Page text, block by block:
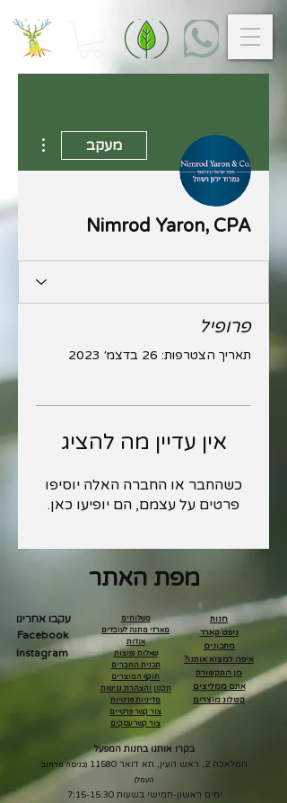
מעקב
Nimrod Yaron, CPA
פרופיל
תאריך הצטרפות: 26 בדצמ׳ 2023
אין עדיין מה להציג
כשהחבר או החברה האלה יוסיפו
פרטים על עצמם, הם יופיעו כאן.
מפת האתר
משלוחים
מארזי מתנה לעובדים
אודות
שאלות נפוצות
תכנית החברים
תוקף המוצרים
תקנון והצהרת נגישות
מדיניות פרטיות
צור קשר פרטיים
צור קשר עסקים
חנות
גיפט קארד
מתכונים
איפה למצוא אותנו?
מן התקשורת
אתם ממליצים
קטלוג מוצרים
עקבו אחרינו
Facebook
Instagram
בקרו אותנו בחנות המפעל
המלאכה 2, ראש העין, תא דואר 11580
(כניסה מרחוב
העמל)
ימים ראשון-חמישי בשעות 7:15-15:30